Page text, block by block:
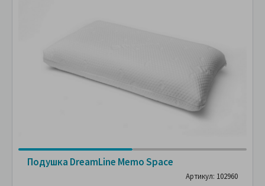
Подушка DreamLine Memo Space
Артикул: 102960